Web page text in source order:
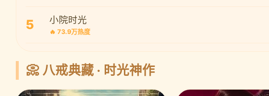
5 小院时光
🔥 73.9万热度
📀 八戒典藏 · 时光神作